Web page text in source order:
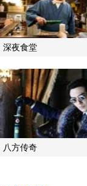
深夜食堂
八方传奇